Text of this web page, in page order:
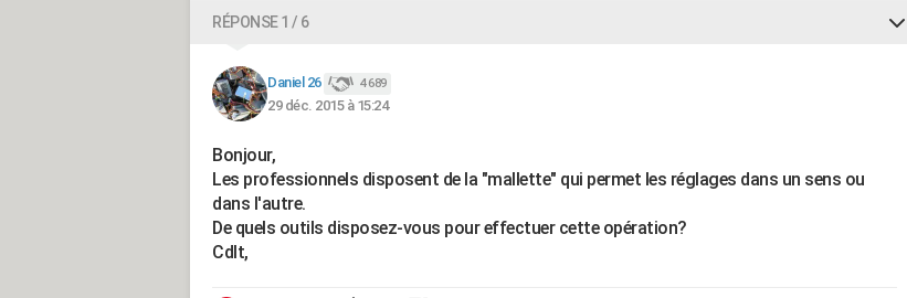
RÉPONSE 1 / 6
Daniel 26 4 689
29 déc. 2015 à 15:24
Bonjour,
Les professionnels disposent de la "mallette" qui permet les réglages dans un sens ou
dans l'autre.
De quels outils disposez-vous pour effectuer cette opération?
Cdlt,